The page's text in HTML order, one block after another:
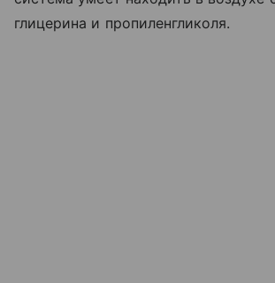
глицерина и пропиленгликоля.